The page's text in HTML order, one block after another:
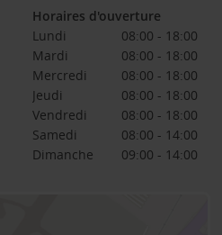
Horaires d'ouverture
Lundi
08:00 - 18:00
Mardi
08:00 - 18:00
Mercredi
08:00 - 18:00
Jeudi
08:00 - 18:00
Vendredi
08:00 - 18:00
Samedi
08:00 - 14:00
Dimanche
09:00 - 14:00